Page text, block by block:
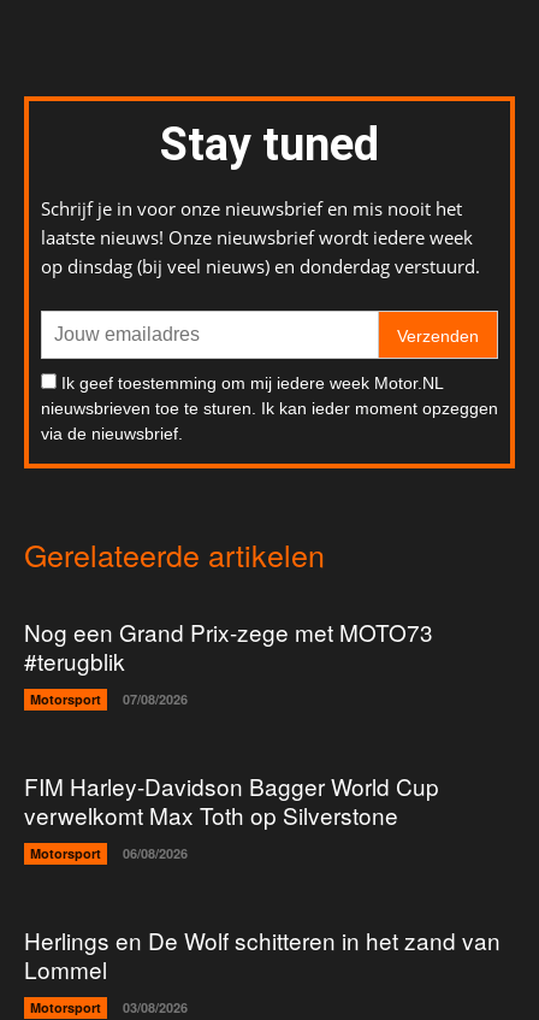
Stay tuned
Schrijf je in voor onze nieuwsbrief en mis nooit het
laatste nieuws! Onze nieuwsbrief wordt iedere week
op dinsdag (bij veel nieuws) en donderdag verstuurd.
Verzenden
Ik geef toestemming om mij iedere week Motor.NL
nieuwsbrieven toe te sturen. Ik kan ieder moment opzeggen
via de nieuwsbrief.
Gerelateerde artikelen
Nog een Grand Prix-zege met MOTO73
#terugblik
Motorsport 07/08/2026
FIM Harley-Davidson Bagger World Cup
verwelkomt Max Toth op Silverstone
Motorsport 06/08/2026
Herlings en De Wolf schitteren in het zand van
Lommel
Motorsport 03/08/2026